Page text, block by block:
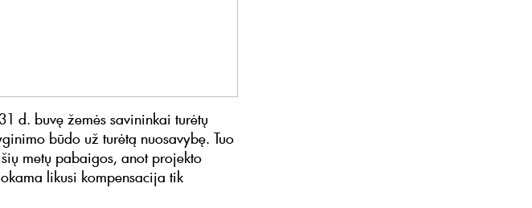
d. buvę žemės savininkai turėtų
būdo už turėtą nuosavybę. Tuo
metų pabaigos, anot projekto
likusi kompensacija tik